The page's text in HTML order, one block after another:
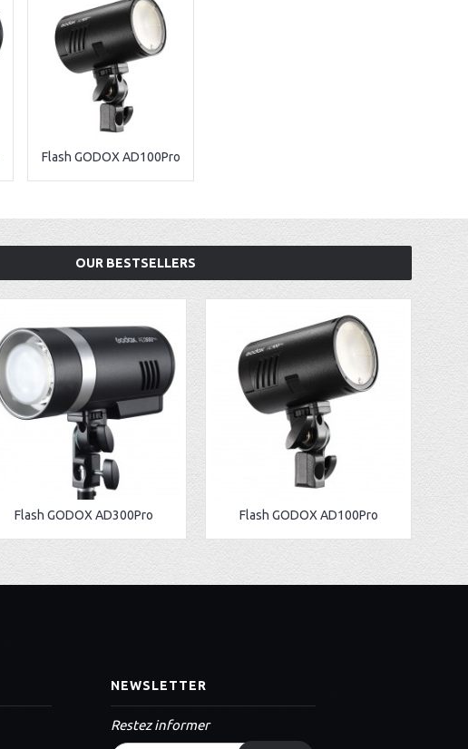
Flash GODOX AD100Pro
OUR BESTSELLERS
Flash GODOX AD300Pro Flash GODOX AD100Pro
NEWSLETTER
Restez informer